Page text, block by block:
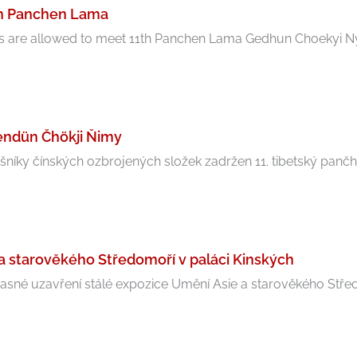
Panchen Lama
allowed to meet 11th Panchen Lama Gedhun Choekyi
Čhökji Ňimy
čínských ozbrojených složek zadržen 11. tibetský
starověkého Středomoří v paláci Kinských
uzavření stálé expozice Umění Asie a starověkého